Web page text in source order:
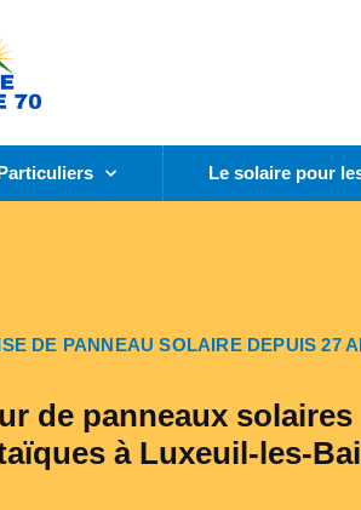
Le solaire pour
DE PANNEAU SOLAIRE DEPUIS 27
de panneaux solaires
à Luxeuil-les-